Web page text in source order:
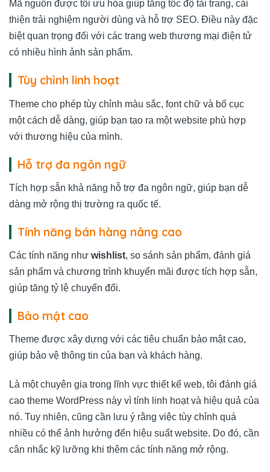
Mã nguồn được tối ưu hóa giúp tăng tốc độ tải trang, cải
thiện trải nghiệm người dùng và hỗ trợ SEO. Điều này đặc
biệt quan trọng đối với các trang web thương mại điện tử
có nhiều hình ảnh sản phẩm.
Tùy chỉnh linh hoạt
Theme cho phép tùy chỉnh màu sắc, font chữ và bố cục
một cách dễ dàng, giúp bạn tạo ra một website phù hợp
với thương hiệu của mình.
Hỗ trợ đa ngôn ngữ
Tích hợp sẵn khả năng hỗ trợ đa ngôn ngữ, giúp bạn dễ
dàng mở rộng thị trường ra quốc tế.
Tính năng bán hàng nâng cao
Các tính năng như wishlist, so sánh sản phẩm, đánh giá
sản phẩm và chương trình khuyến mãi được tích hợp sẵn,
giúp tăng tỷ lệ chuyển đổi.
Bảo mật cao
Theme được xây dựng với các tiêu chuẩn bảo mật cao,
giúp bảo vệ thông tin của bạn và khách hàng.
Là một chuyên gia trong lĩnh vực thiết kế web, tôi đánh giá
cao theme WordPress này vì tính linh hoạt và hiệu quả của
nó. Tuy nhiên, cũng cần lưu ý rằng việc tùy chỉnh quá
nhiều có thể ảnh hưởng đến hiệu suất website. Do đó, cần
cân nhắc kỹ lưỡng khi thêm các tính năng mở rộng.